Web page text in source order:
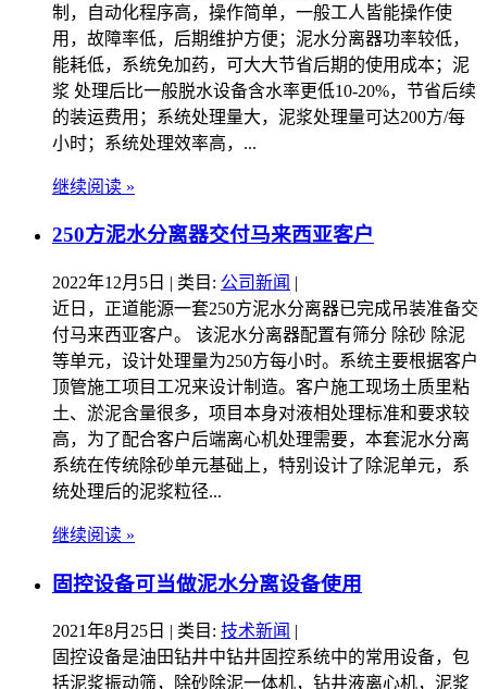
制，自动化程序高，操作简单，一般工人皆能操作使
用，故障率低，后期维护方便；泥水分离器功率较低，
能耗低，系统免加药，可大大节省后期的使用成本；泥
浆 处理后比一般脱水设备含水率更低10-20%，节省后续
的装运费用；系统处理量大，泥浆处理量可达200方/每
小时；系统处理效率高，...
继续阅读 »
250方泥水分离器交付马来西亚客户
2022年12月5日 | 类目: 公司新闻 |
近日，正道能源一套250方泥水分离器已完成吊装准备交
付马来西亚客户。 该泥水分离器配置有筛分 除砂 除泥
等单元，设计处理量为250方每小时。系统主要根据客户
顶管施工项目工况来设计制造。客户施工现场土质里粘
土、淤泥含量很多，项目本身对液相处理标准和要求较
高，为了配合客户后端离心机处理需要，本套泥水分离
系统在传统除砂单元基础上，特别设计了除泥单元，系
统处理后的泥浆粒径...
继续阅读 »
固控设备可当做泥水分离设备使用
2021年8月25日 | 类目: 技术新闻 |
固控设备是油田钻井中钻井固控系统中的常用设备，包
括泥浆振动筛，除砂除泥一体机，钻井液离心机，泥浆